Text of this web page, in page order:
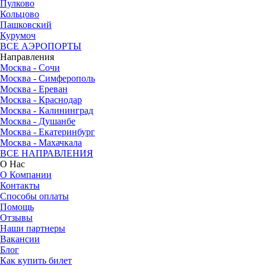
Пулково
Кольцово
Пашковский
Курумоч
ВСЕ АЭРОПОРТЫ
Направления
Москва - Сочи
Москва - Симферополь
Москва - Ереван
Москва - Краснодар
Москва - Калининград
Москва - Душанбе
Москва - Екатеринбург
Москва - Махачкала
ВСЕ НАПРАВЛЕНИЯ
О Нас
О Компании
Контакты
Способы оплаты
Помощь
Отзывы
Наши партнеры
Вакансии
Блог
Как купить билет